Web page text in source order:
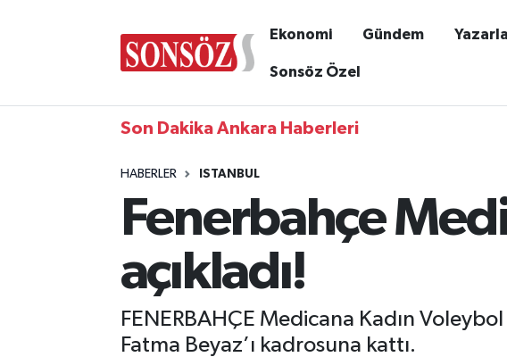
Ekonomi Gündem
Sonsöz Özel
Son Dakika Ankara Haberleri
HABERLER ISTANBUL
Fenerbahçe
açıkladı!
FENERBAHÇE Medicana Kadın
Fatma Beyaz’ı kadrosuna kattı.